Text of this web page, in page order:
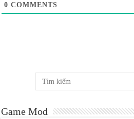
0 COMMENTS
Game Mod